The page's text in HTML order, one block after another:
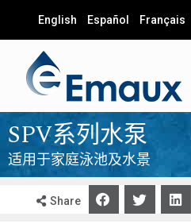
English Español Français
SPV系列水泵
适用于家庭泳池及水景
Share